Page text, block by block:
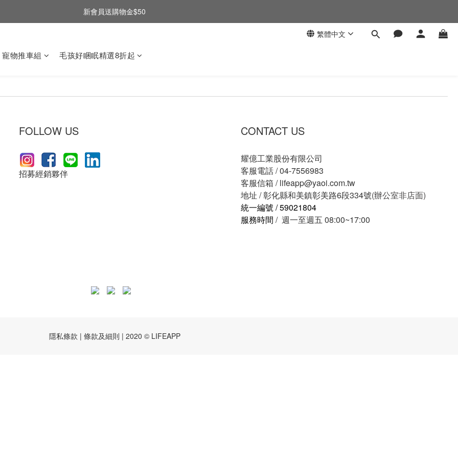
新會員送購物金$50
繁體中文
寵物推車組 毛孩好睏眠精選8折起
FOLLOW US
招募經銷夥伴
CONTACT US
耀億工業股份有限公司
客服電話 / 04-7556983
客服信箱 /lifeapp@yaoi.com.tw
地址 / 彰化縣和美鎮彰美路6段334號(辦公室非店面)
統一編號 / 59021804
服務時間 / 週一至週五 08:00~17:00
隱私條款 | 條款及細則 | 2020 © LIFEAPP